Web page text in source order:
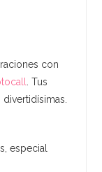
con
. Tus
especial